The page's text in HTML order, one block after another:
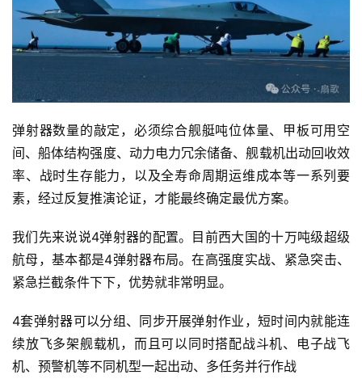
弹射器数量的敲定，必须综合舰艇吨位体量、甲板可用空
间、船体结构强度、动力电力冗余储备、舰载机出动回收效
率、战时生存能力，以及全寿命周期运维成本等一系列要
素，经过反复推演论证，才能最终确定最优方案。
我们先来说说4弹射器的配置。目前西大国的十万吨级超级
航母，基本都是4弹射器布局。在高强度实战、紧急突击、
紧急拦截条件下下，优势就非常明显。
4套弹射器可以分组、同步开展弹射作业，短时间内就能连
续放飞多架舰载机，而且可以同时搭配战斗机、电子战飞
机、预警机等不同机型一起出动、多任务并行作战